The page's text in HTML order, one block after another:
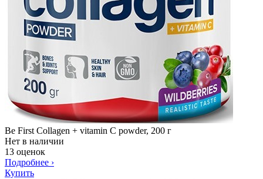
Be First Collagen + vitamin C powder, 200 г
Нет в наличии
13 оценок
Подробнее ›
Купить